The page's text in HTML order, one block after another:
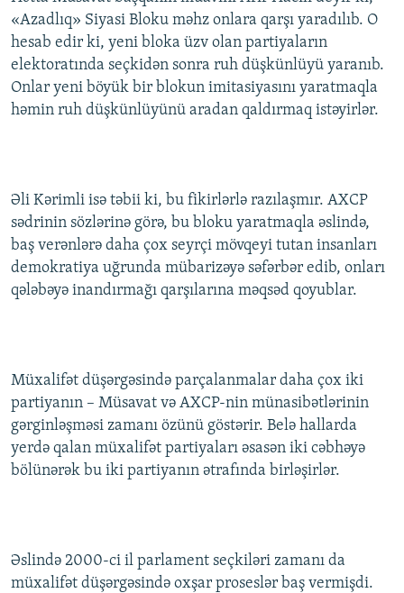
«Azadlıq» Siyasi Bloku məhz onlara qarşı yaradılıb. O
hesab edir ki, yeni bloka üzv olan partiyaların
elektoratında seçkidən sonra ruh düşkünlüyü yaranıb.
Onlar yeni böyük bir blokun imitasiyasını yaratmaqla
həmin ruh düşkünlüyünü aradan qaldırmaq istəyirlər.
Əli Kərimli isə təbii ki, bu fikirlərlə razılaşmır. AXCP
sədrinin sözlərinə görə, bu bloku yaratmaqla əslində,
baş verənlərə daha çox seyrçi mövqeyi tutan insanları
demokratiya uğrunda mübarizəyə səfərbər edib, onları
qələbəyə inandırmağı qarşılarına məqsəd qoyublar.
Müxalifət düşərgəsində parçalanmalar daha çox iki
partiyanın – Müsavat və AXCP-nin münasibətlərinin
gərginləşməsi zamanı özünü göstərir. Belə hallarda
yerdə qalan müxalifət partiyaları əsasən iki cəbhəyə
bölünərək bu iki partiyanın ətrafında birləşirlər.
Əslində 2000-ci il parlament seçkiləri zamanı da
müxalifət düşərgəsində oxşar proseslər baş vermişdi.